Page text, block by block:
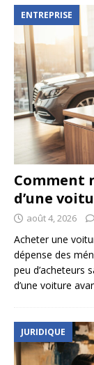
ENTREPRISE
Comment
d’une
août 4, 2026
Acheter une
dépense des
peu d’acheteurs
d’une voiture
JURIDIQUE